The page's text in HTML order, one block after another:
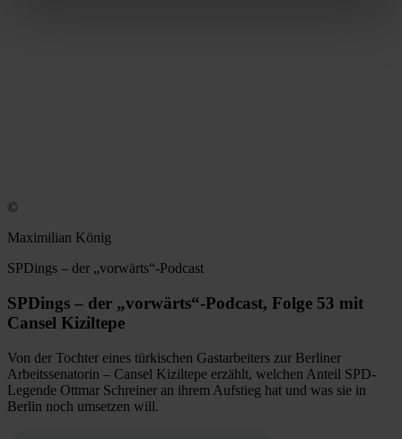
©
Maximilian König
SPDings – der „vorwärts“-Podcast
SPDings – der „vorwärts“-Podcast, Folge 53 mit
Cansel Kiziltepe
Von der Tochter eines türkischen Gastarbeiters zur Berliner
Arbeitssenatorin – Cansel Kiziltepe erzählt, welchen Anteil SPD-
Legende Ottmar Schreiner an ihrem Aufstieg hat und was sie in
Berlin noch umsetzen will.